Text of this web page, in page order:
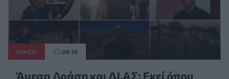
ΚΡΗΤΗ 08:15
Άμεση Δράση και ΔΙ.ΑΣ: Εκεί όπου